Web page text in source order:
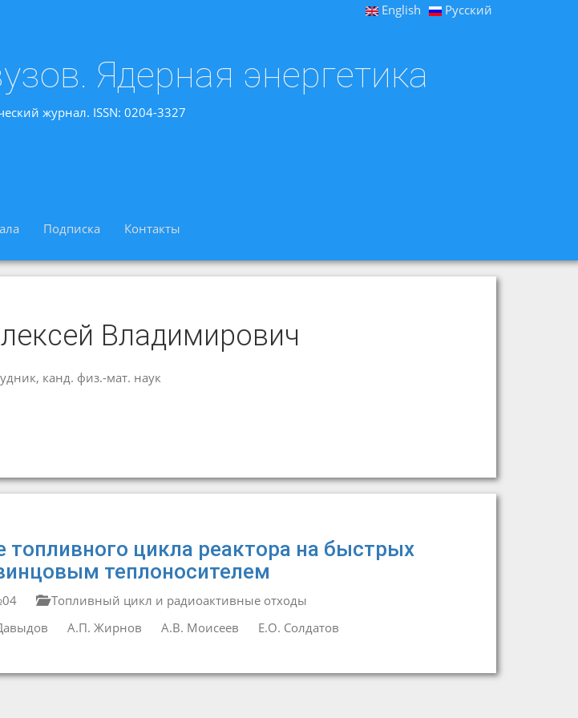
English Русский
Ядерная энергетика
журнал. ISSN: 0204-3327
Подписка Контакты
Владимирович
канд. физ.-мат. наук
топливного цикла реактора на быстрых
теплоносителем
Топливный цикл и радиоактивные отходы
А.П. Жирнов А.В. Моисеев Е.О. Солдатов